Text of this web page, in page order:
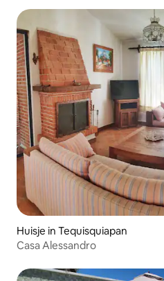
Huisje in Tequisquiapan
Casa Alessandro